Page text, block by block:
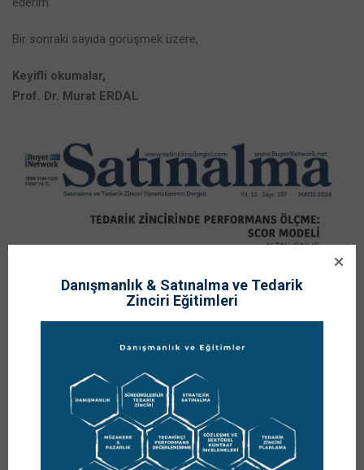
Bir sonraki sayıda görüşmek üzere,
Keyifli okumalar,
Prof. Dr. Murat ERDAL
Danışmanlık & Satınalma ve Tedarik
Zinciri Eğitimleri